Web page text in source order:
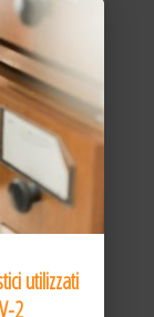
utilizzati
2